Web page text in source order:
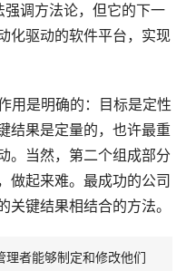
强调方法论，但它的下一
化驱动的软件平台，实现
用是明确的：目标是定性
结果是定量的，也许最重
。当然，第二个组成部分
做起来难。最成功的公司
键结果相结合的方法。
理者能够制定和修改他们